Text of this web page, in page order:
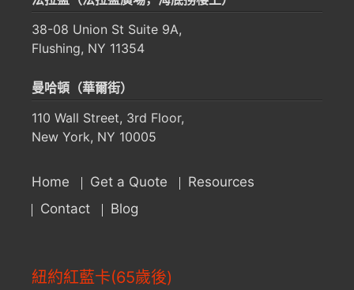
38-08 Union St Suite 9A,
Flushing, NY 11354
曼哈頓（華爾街）
110 Wall Street, 3rd Floor,
New York, NY 10005
Home Get a Quote
Resources
Contact
Blog
紐約紅藍卡(65歲後)